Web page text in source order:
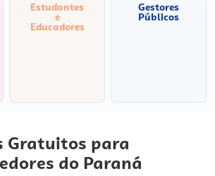
Estudantes
e
Educadores
Gestores
Públicos
Gratuitos para
do Paraná